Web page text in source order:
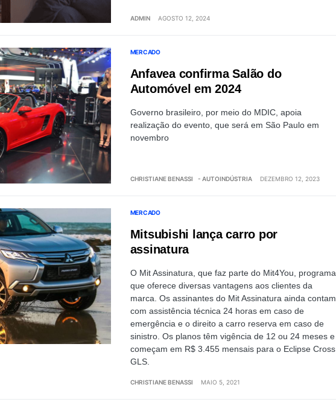
ADMIN AGOSTO 12, 2024
MERCADO
Anfavea confirma Salão do
Automóvel em 2024
Governo brasileiro, por meio do MDIC, apoia
realização do evento, que será em São Paulo em
novembro
CHRISTIANE BENASSI - AUTOINDÚSTRIA DEZEMBRO 12, 2023
MERCADO
Mitsubishi lança carro por
assinatura
O Mit Assinatura, que faz parte do Mit4You, programa
que oferece diversas vantagens aos clientes da
marca. Os assinantes do Mit Assinatura ainda contam
com assistência técnica 24 horas em caso de
emergência e o direito a carro reserva em caso de
sinistro. Os planos têm vigência de 12 ou 24 meses e
começam em R$ 3.455 mensais para o Eclipse Cross
GLS.
CHRISTIANE BENASSI MAIO 5, 2021